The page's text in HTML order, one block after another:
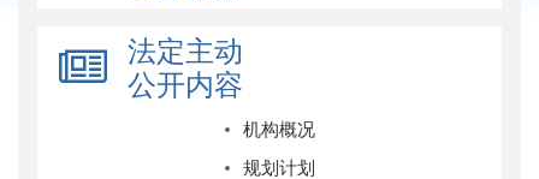
法定主动
公开内容
机构概况
规划计划